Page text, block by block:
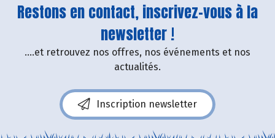
Restons en contact, inscrivez-vous à la
newsletter !
....et retrouvez nos offres, nos événements et nos
actualités.
Inscription newsletter